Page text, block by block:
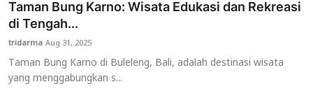
Taman Bung Karno: Wisata Edukasi dan Rekreasi
di Tengah...
tridarmaAug 31, 2025
Taman Bung Karno di Buleleng, Bali, adalah destinasi wisata
yang menggabungkan s...